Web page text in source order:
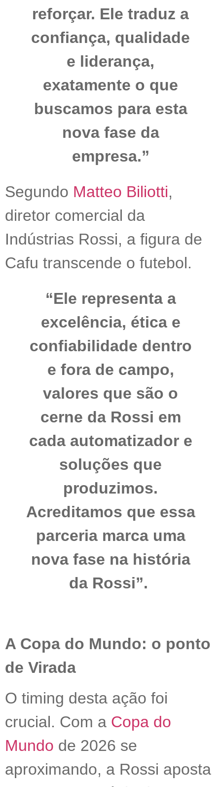
reforçar. Ele traduz a
confiança, qualidade
e liderança,
exatamente o que
buscamos para esta
nova fase da
empresa.”
Segundo Matteo Biliotti,
diretor comercial da
Indústrias Rossi, a figura de
Cafu transcende o futebol.
“Ele representa a
excelência, ética e
confiabilidade dentro
e fora de campo,
valores que são o
cerne da Rossi em
cada automatizador e
soluções que
produzimos.
Acreditamos que essa
parceria marca uma
nova fase na história
da Rossi”.
A Copa do Mundo: o ponto
de Virada
O timing desta ação foi
crucial. Com a Copa do
Mundo de 2026 se
aproximando, a Rossi aposta